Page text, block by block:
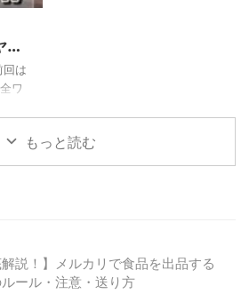
ー
ン
いう
ク
イ
た
リ
いる『耳をふさがない』タイ
プの完全ワイヤレスイヤホン
レ
ュ
回は
ワ
の
本
レ
仕
もっと読む
解説！】メルカリで食品を出品する
ール・注意・送り方